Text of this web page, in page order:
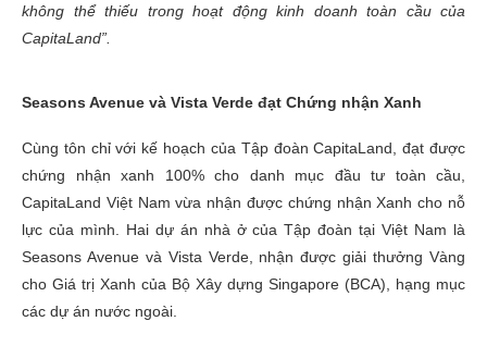
không thể thiếu trong hoạt động kinh doanh toàn cầu của
CapitaLand”.
Seasons Avenue và Vista Verde đạt Chứng nhận Xanh
Cùng tôn chỉ với kế hoạch của Tập đoàn CapitaLand, đạt được
chứng nhận xanh 100% cho danh mục đầu tư toàn cầu,
CapitaLand Việt Nam vừa nhận được chứng nhận Xanh cho nỗ
lực của mình. Hai dự án nhà ở của Tập đoàn tại Việt Nam là
Seasons Avenue và Vista Verde, nhận được giải thưởng Vàng
cho Giá trị Xanh của Bộ Xây dựng Singapore (BCA), hạng mục
các dự án nước ngoài.